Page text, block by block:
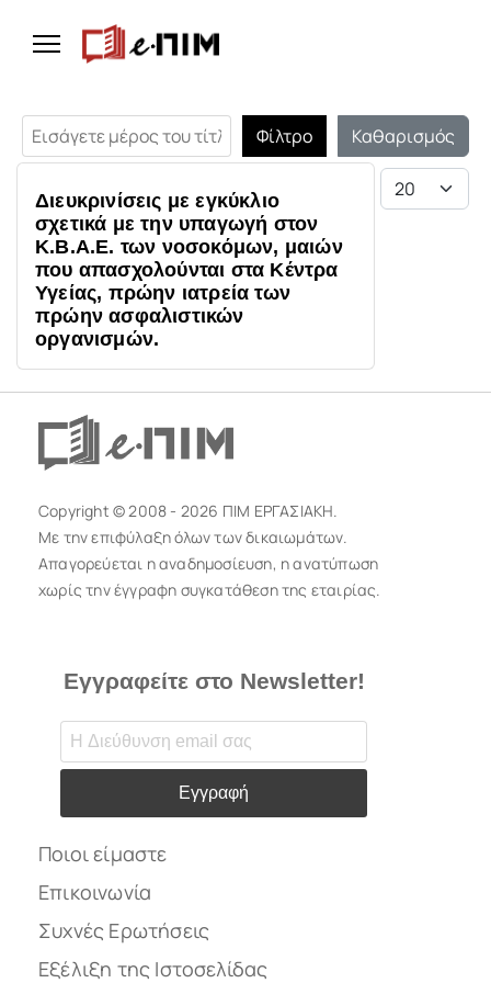
Εισάγετε μέρος του τίτλου.
Φίλτρο
Καθαρισμός
Εμφάνιση #
Διευκρινίσεις με εγκύκλιο
σχετικά με την υπαγωγή στον
Κ.Β.Α.Ε. των νοσοκόμων, μαιών
που απασχολούνται στα Κέντρα
Υγείας, πρώην ιατρεία των
πρώην ασφαλιστικών
οργανισμών.
Copyright © 2008 - 2026 ΠΙΜ ΕΡΓΑΣΙΑΚΗ.
Με την επιφύλαξη όλων των δικαιωμάτων.
Απαγορεύεται η αναδημοσίευση, η ανατύπωση
χωρίς την έγγραφη συγκατάθεση της εταιρίας.
Εγγραφείτε στο Newsletter!
Εγγραφή
Ποιοι είμαστε
Επικοινωνία
Συχνές Ερωτήσεις
Εξέλιξη της Ιστοσελίδας